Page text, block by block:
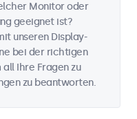
Monitor oder
geeignet ist?
unseren Display-
bei der richtigen
Ihre Fragen zu
zu beantworten.